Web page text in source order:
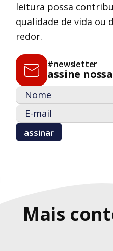
leitura possa
qualidade de vida ou
redor.
#newsletter
assine
Mais